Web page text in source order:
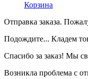
Корзина
Отправка заказа.
Подождите... Кладем
Спасибо за заказ! Мы
Возникла проблема с